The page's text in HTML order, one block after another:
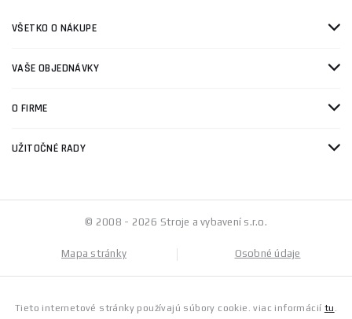
VŠETKO O NÁKUPE
VAŠE OBJEDNÁVKY
O FIRME
UŽITOČNÉ RADY
© 2008 - 2026 Stroje a vybavení s.r.o.
Mapa stránky Osobné údaje
Tieto internetové stránky používajú súbory cookie. viac informácií tu .